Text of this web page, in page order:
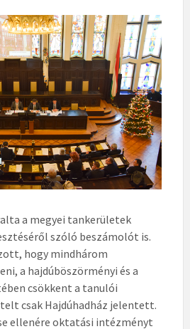
a megyei tankerületek
szóló beszámolót is.
hogy mindhárom
a hajdúböszörményi és a
csökkent a tanulói
csak Hajdúhadház jelentett.
ellenére oktatási intézményt